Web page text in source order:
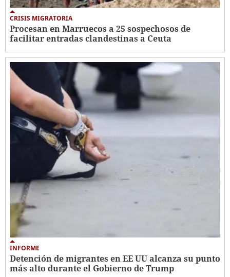
CRISIS MIGRATORIA
Procesan en Marruecos a 25 sospechosos de
facilitar entradas clandestinas a Ceuta
INFORME
Detención de migrantes en EE UU alcanza su punto
más alto durante el Gobierno de Trump